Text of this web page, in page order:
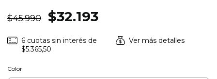
$45.990 $32.193
6cuotas sin interés de
$5.365,50
Ver más detalles
Color